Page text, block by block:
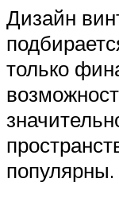
Дизайн
только
популярны.